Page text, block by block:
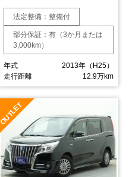
法定整備：整備付
部分保証：有（3か月または
3,000km）
年式
2013年（H25）
走行距離
12.9万km